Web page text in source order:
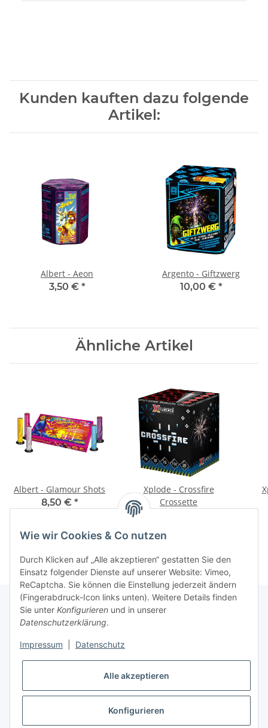
Kunden kauften dazu folgende
Artikel:
Albert - Aeon
3,50 € *
Argento - Giftzwerg
10,00 € *
Ähnliche Artikel
Albert - Glamour Shots
8,50 € *
Xplode - Crossfire
Crossette
Informationen
Gesetzliche Informationen
Wie wir Cookies & Co nutzen
Durch Klicken auf „Alle akzeptieren“ gestatten Sie den
Einsatz folgender Dienste auf unserer Website: Vimeo,
ReCaptcha. Sie können die Einstellung jederzeit ändern
(Fingerabdruck-Icon links unten). Weitere Details finden
Sie unter Konfigurieren und in unserer
Datenschutzerklärung.
Impressum Datenschutz
Alle akzeptieren
Konfigurieren